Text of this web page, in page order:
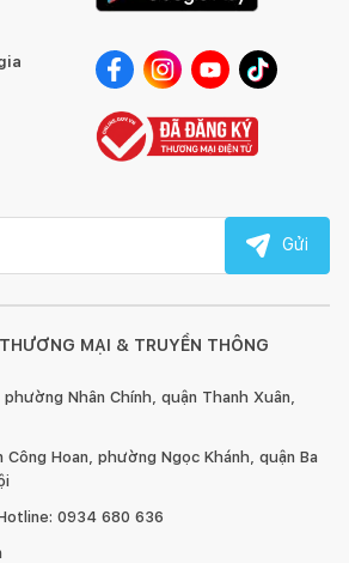
MẠI & TRUYỀN THÔNG
Nhân Chính, quận Thanh Xuân,
Công Hoan, phường Ngọc Khánh, quận Ba
0934 680 636
Gửi